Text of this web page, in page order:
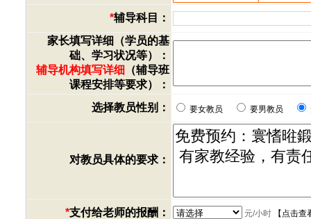
*辅导科目：
家长填写详细（学员的基
础、学习状况等）：
辅导机构填写详细 （辅导班
课程安排等要求）：
选择教员性别：
要女教员 要男教员
对教员具体的要求：
*支付给老师的报酬： 元/小时【 点击查